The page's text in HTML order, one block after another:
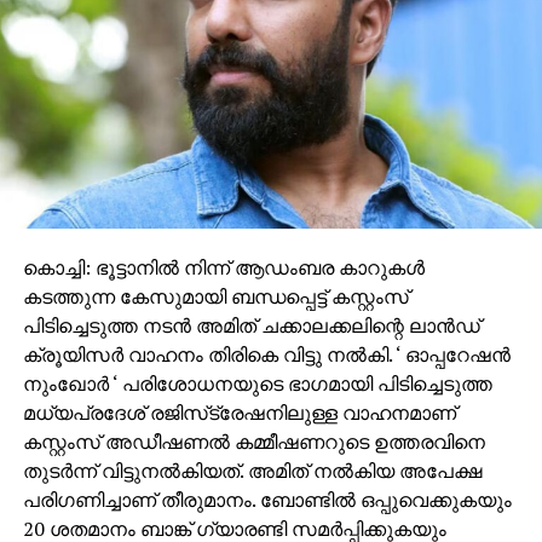
ആമസോൺ പ്രൈം വീഡിയോയിലൂടെ OTT
റിലീസായിരുന്നു. കുടുംബത്തെ സംരക്ഷിക്കാൻ കേബിൾ
ടിവി നെറ്റ്‌വർക്കുടമ ജോര്‍ജുകുട്ടി (മോഹൻലാൽ)
നടത്തുന്ന കഠിന പോരാട്ടമാണ് കഥയുടെ പ്രമേയം.
കൊച്ചി: ഭൂട്ടാനില്‍ നിന്ന് ആഡംബര കാറുകള്‍
കടത്തുന്ന കേസുമായി ബന്ധപ്പെട്ട് കസ്റ്റംസ്
പിടിച്ചെടുത്ത നടന്‍ അമിത് ചക്കാലക്കലിന്റെ ലാന്‍ഡ്
ക്രൂയിസര്‍ വാഹനം തിരികെ വിട്ടു നല്‍കി. ‘ ഓപ്പറേഷന്‍
നുംഖോര്‍ ‘ പരിശോധനയുടെ ഭാഗമായി പിടിച്ചെടുത്ത
മധ്യപ്രദേശ് രജിസ്‌ട്രേഷനിലുള്ള വാഹനമാണ്
കസ്റ്റംസ് അഡീഷണല്‍ കമ്മീഷണറുടെ ഉത്തരവിനെ
തുടര്‍ന്ന് വിട്ടുനല്‍കിയത്. അമിത് നല്‍കിയ അപേക്ഷ
പരിഗണിച്ചാണ് തീരുമാനം. ബോണ്ടില്‍ ഒപ്പുവെക്കുകയും
20 ശതമാനം ബാങ്ക് ഗ്യാരണ്ടി സമര്‍പ്പിക്കുകയും